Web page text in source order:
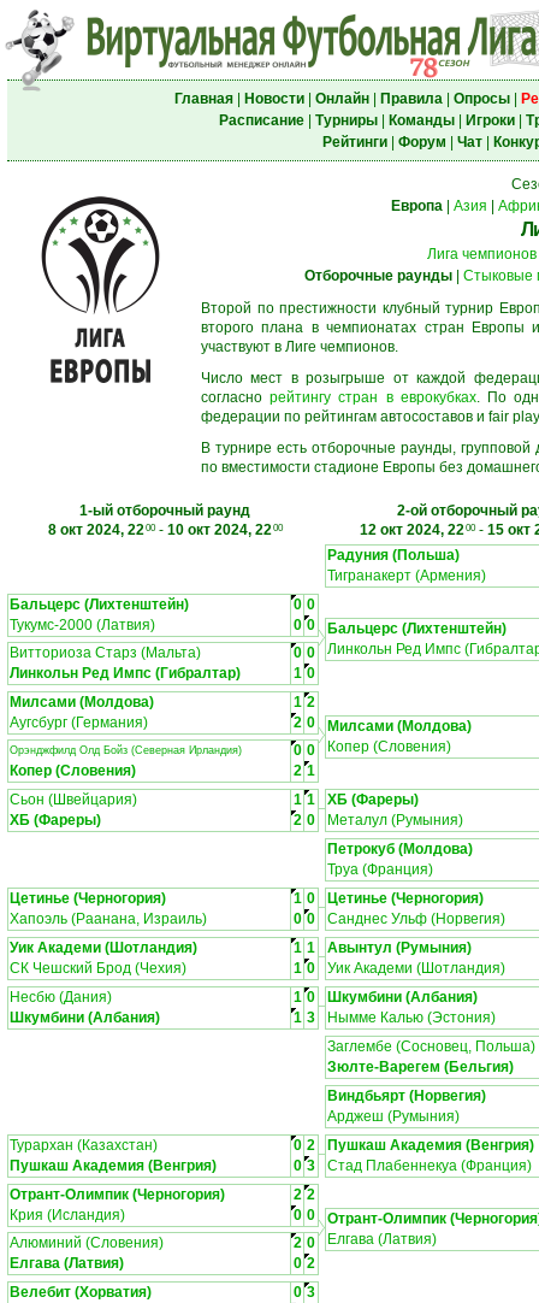
Главная| Новости| Онлайн| Правила| Опросы|
Расписание| Турниры| Команды| Игроки|
Рейтинги| Форум Чат|
Европа
Азия
Лига чемпионов
Отборочные раунды| Стыковые
Второй по престижности клубный турнир
второго плана в чемпионатах стран Европы
участвуют в Лиге чемпионов.
Число мест в розыгрыше от каждой
согласнорейтингу стран в еврокубках. По
федерации по рейтингам автосоставов и fair
В турнире есть отборочные раунды,
по вместимости стадионе Европы без
1-ый отборочный раунд
8 окт 2024, 2200- 10 окт 2024, 2200
2-ой отборочный
12 окт 2024, 2200- 15 окт
Радуния (Польша)
Тигранакерт (Армения)
Бальцерс (Лихтенштейн)
0 0
Тукумс-2000 (Латвия)
0 0
Витториоза Старз (Мальта)
0 0
Линкольн Ред Импс (Гибралтар)
1 0
Бальцерс (Лихтенштейн)
Линкольн Ред Импс
Милсами (Молдова) 1 2
Аугсбург (Германия)
2 0
Орэнджфилд Олд Бойз (Северная Ирландия) 0 0
Копер (Словения)
2 1
Милсами (Молдова)
Копер (Словения)
Сьон (Швейцария) 1 1
ХБ (Фареры)
2 0
ХБ (Фареры)
Металул (Румыния)
Петрокуб (Молдова)
Труа (Франция)
Цетинье (Черногория)
1 0
Хапоэль (Раанана, Израиль)
0 0
Цетинье (Черногория)
Санднес Ульф (Норвегия)
Уик Академи (Шотландия)
1 1
СК Чешский Брод (Чехия)
1 0
Авынтул (Румыния)
Уик Академи (Шотландия)
Несбю (Дания)
1 0
Шкумбини (Албания)
1 3
Шкумбини (Албания)
Нымме Калью (Эстония)
Заглембе (Сосновец, Польша)
Зюлте-Варегем (Бельгия)
Виндбьярт (Норвегия)
Арджеш (Румыния)
Турархан (Казахстан)
0 2
Пушкаш Академия (Венгрия)
0 3
Пушкаш Академия (Венгрия)
Стад Плабеннекуа (Франция)
Отрант-Олимпик (Черногория)
2 2
Крия (Исландия)
0 0
Алюминий (Словения)
2 0
Елгава (Латвия)
0 2
Отрант-Олимпик
Елгава (Латвия)
Велебит (Хорватия) 0 3